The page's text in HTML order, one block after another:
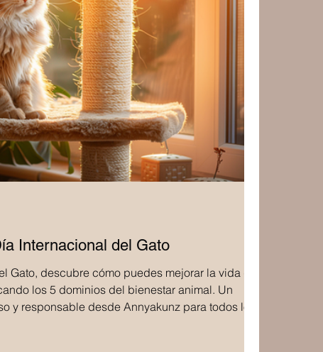
Internacional del Gato
Gato, descubre cómo puedes mejorar la vida de
los 5 dominios del bienestar animal. Un
y responsable desde Annyakunz para todos los